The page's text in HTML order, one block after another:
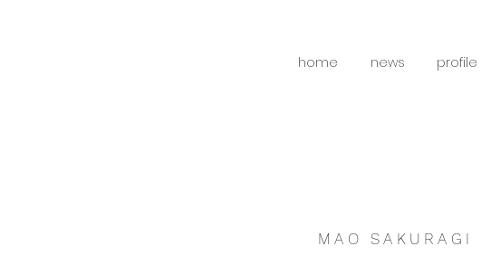
home news profile
MAO SAKURAGI